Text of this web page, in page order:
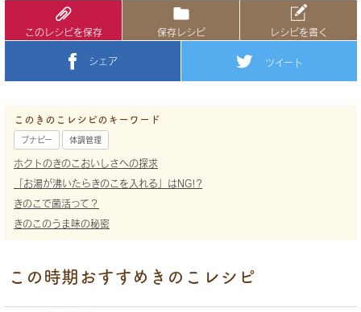
このレシピを保存 保存レシピ レシピを書く
シェア ツイート
このきのこレシピのキーワード
ブナピー 体調管理
ホクトのきのこおいしさへの探求
「お湯が沸いたらきのこを入れる」はNG!?
きのこで菌活って？
きのこのうま味の秘密
この時期おすすめきのこレシピ